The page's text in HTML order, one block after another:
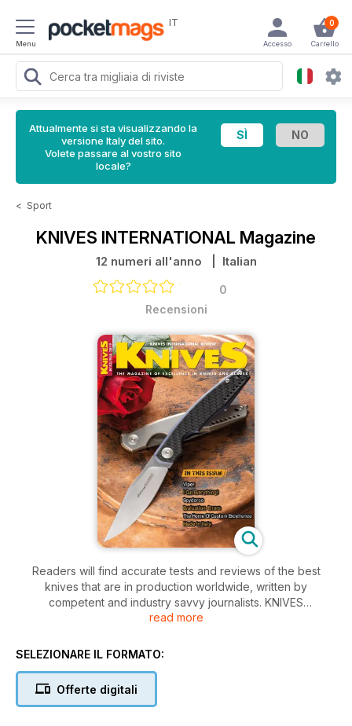
Menu
IT 0
Carrello
Accesso
Attualmente si sta visualizzando la
versione Italy del sito.
Volete passare al vostro sito
locale?
< Sport
KNIVES INTERNATIONAL Magazine
12 numeri all'anno | Italian
0
Recensioni
Readers will find accurate tests and reviews of the best
knives that are in production worldwide, written by
competent and industry savvy journalists. KNIVES
INTERNATIONAL REVIEW is published monthly in English only,
read more
SELEZIONARE IL FORMATO:
Offerte digitali